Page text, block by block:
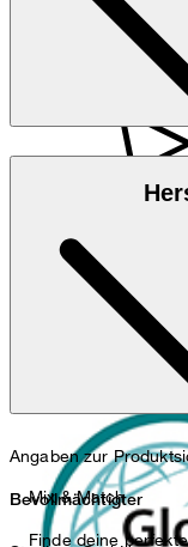
und 7% Elasthan
nicht waschen
nicht bleichen
Dieses Produkt
recyceltes Polyester.
Angaben zur
Bevollmächtigter
Mix & Match
Finde deine